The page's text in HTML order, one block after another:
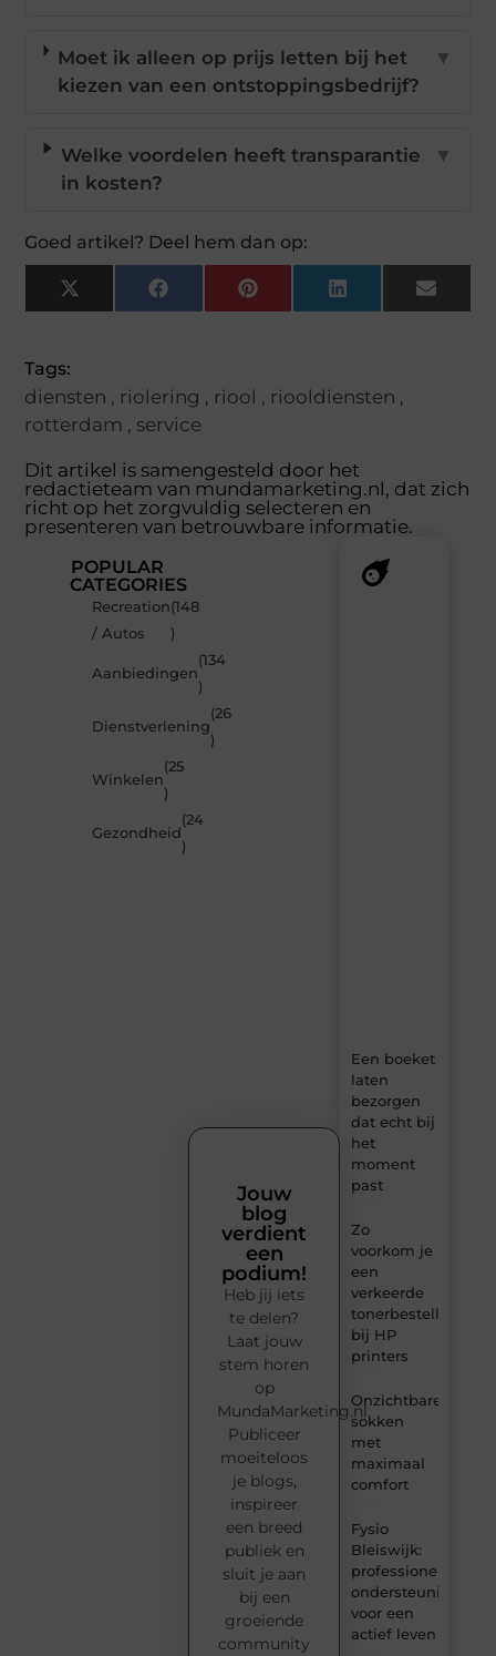
Moet ik alleen op prijs letten bij het
kiezen van een ontstoppingsbedrijf?
▼
Welke voordelen heeft transparantie
in kosten?
▼
Goed artikel? Deel hem dan op:
X
(Twitter)
FacebookPinterestLinkedInEmail
Tags:
diensten , riolering , riool , riooldiensten ,
rotterdam , service
Dit artikel is samengesteld door het
redactieteam van mundamarketing.nl, dat zich
richt op het zorgvuldig selecteren en
presenteren van betrouwbare informatie.
POPULAR
CATEGORIES
Recreation
/ Autos
(148
)
Aanbiedingen
(134
)
Dienstverlening
(26
)
Winkelen
(25
)
Gezondheid
(24
)
Een boeket
laten
bezorgen
dat echt bij
het
moment
past
Zo
voorkom je
een
verkeerde
tonerbestelling
bij HP
printers
Onzichtbare
sokken
met
maximaal
comfort
Fysio
Bleiswijk:
professionele
ondersteuning
voor een
actief leven
Jouw
blog
verdient
een
podium!
Heb jij iets
te delen?
Laat jouw
stem horen
op
MundaMarketing.nl.
Publiceer
moeiteloos
je blogs,
inspireer
een breed
publiek en
sluit je aan
bij een
groeiende
community